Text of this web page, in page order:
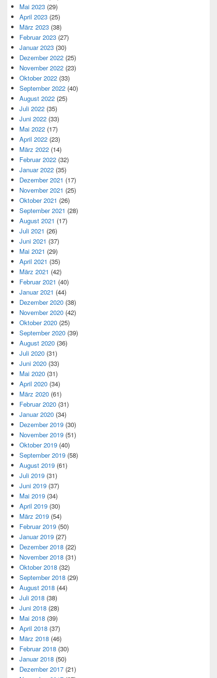
Mai 2023 (29)
April 2023 (25)
März 2023 (38)
Februar 2023 (27)
Januar 2023 (30)
Dezember 2022 (25)
November 2022 (23)
Oktober 2022 (33)
September 2022 (40)
August 2022 (25)
Juli 2022 (35)
Juni 2022 (33)
Mai 2022 (17)
April 2022 (23)
März 2022 (14)
Februar 2022 (32)
Januar 2022 (35)
Dezember 2021 (17)
November 2021 (25)
Oktober 2021 (26)
September 2021 (28)
August 2021 (17)
Juli 2021 (26)
Juni 2021 (37)
Mai 2021 (29)
April 2021 (35)
März 2021 (42)
Februar 2021 (40)
Januar 2021 (44)
Dezember 2020 (38)
November 2020 (42)
Oktober 2020 (25)
September 2020 (39)
August 2020 (36)
Juli 2020 (31)
Juni 2020 (33)
Mai 2020 (31)
April 2020 (34)
März 2020 (61)
Februar 2020 (31)
Januar 2020 (34)
Dezember 2019 (30)
November 2019 (51)
Oktober 2019 (40)
September 2019 (58)
August 2019 (61)
Juli 2019 (31)
Juni 2019 (37)
Mai 2019 (34)
April 2019 (30)
März 2019 (54)
Februar 2019 (50)
Januar 2019 (27)
Dezember 2018 (22)
November 2018 (31)
Oktober 2018 (32)
September 2018 (29)
August 2018 (44)
Juli 2018 (38)
Juni 2018 (28)
Mai 2018 (39)
April 2018 (37)
März 2018 (46)
Februar 2018 (30)
Januar 2018 (50)
Dezember 2017 (21)